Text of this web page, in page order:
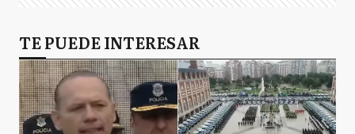
TE PUEDE INTERESAR